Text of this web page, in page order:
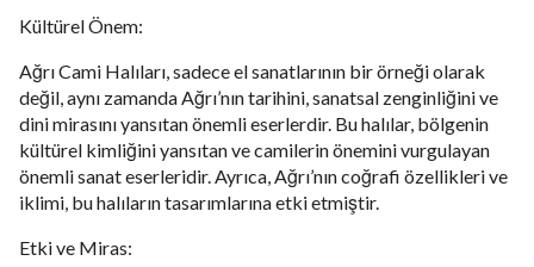
Kültürel Önem:
Ağrı Cami Halıları, sadece el sanatlarının bir örneği olarak
değil, aynı zamanda Ağrı’nın tarihini, sanatsal zenginliğini ve
dini mirasını yansıtan önemli eserlerdir. Bu halılar, bölgenin
kültürel kimliğini yansıtan ve camilerin önemini vurgulayan
önemli sanat eserleridir. Ayrıca, Ağrı’nın coğrafi özellikleri ve
iklimi, bu halıların tasarımlarına etki etmiştir.
Etki ve Miras: